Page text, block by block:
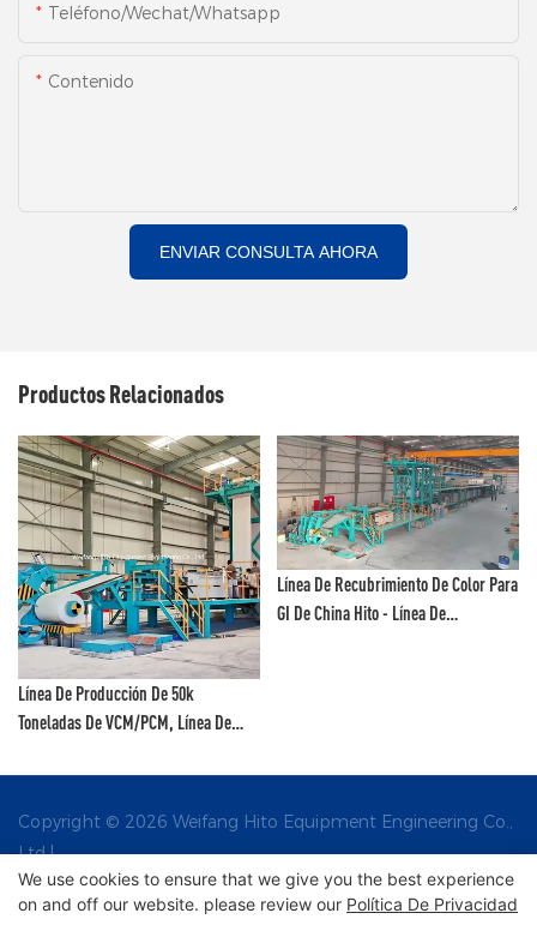
Teléfono/Wechat/Whatsapp
Contenido
ENVIAR CONSULTA AHORA
Productos Relacionados
Línea De Producción De 50k
Toneladas De VCM/PCM, Línea De
Recubrimiento De Pintura, Línea De
Producción De VCM Y Línea De
Línea De Recubrimiento De Color Para
GI De China Hito - Línea De
Copyright © 2026 Weifang Hito Equipment Engineering Co.,
Ltd |
We use cookies to ensure that we give you the best experience
on and off our website. please review our Política De Privacidad